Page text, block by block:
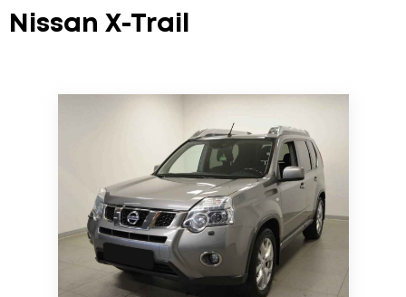
Nissan X-Trail